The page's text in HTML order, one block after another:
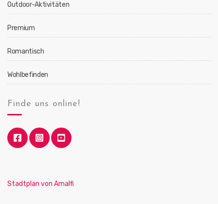
Outdoor-Aktivitäten
Premium
Romantisch
Wohlbefinden
Finde uns online!
Stadtplan von Amalfi